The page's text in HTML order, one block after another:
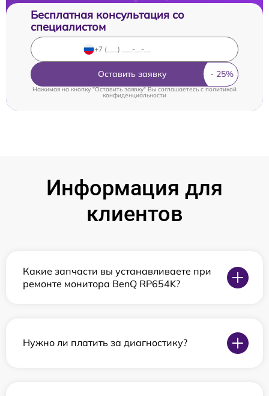
Бесплатная консультация со
специалистом
Оставить заявку
Нажимая на кнопку "Оставить заявку" Вы соглашаетесь cполитикой
конфиденциальности
Информация для
клиентов
Какие запчасти вы устанавливаете при
ремонте монитора BenQ RP654K?
Нужно ли платить за диагностику?